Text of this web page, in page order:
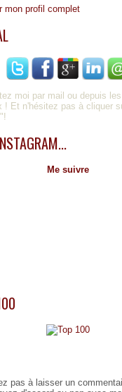
mon profil complet
moi par mail ou depuis
! Et n'hésitez pas à cliquer
Me suivre
pas à laisser un